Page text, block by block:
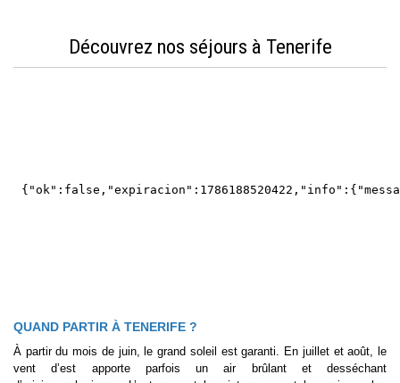
Découvrez nos séjours à Tenerife
QUAND PARTIR À TENERIFE ?
À partir du mois de juin, le grand soleil est garanti. En juillet et août, le
vent d’est apporte parfois un air brûlant et desséchant